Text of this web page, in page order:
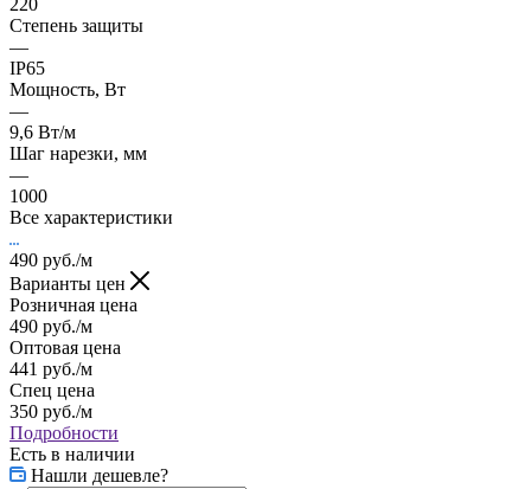
Степень защиты
—
IP65
Мощность, Вт
—
9,6 Вт/м
Шаг нарезки, мм
—
1000
Все характеристики
490 руб./м
Варианты цен
Розничная цена
490 руб./м
Оптовая цена
441 руб./м
Спец цена
350 руб./м
Подробности
Есть в наличии
Нашли дешевле?